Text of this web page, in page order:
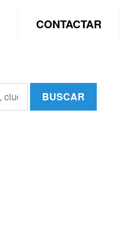
CONTACTAR
BUSCAR